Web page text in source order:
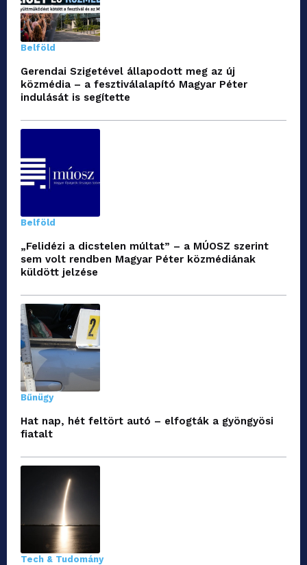
Belföld
Gerendai Szigetével állapodott meg az új
közmédia – a fesztiválalapító Magyar Péter
indulását is segítette
Belföld
„Felidézi a dicstelen múltat” – a MÚOSZ szerint
sem volt rendben Magyar Péter közmédiának
küldött jelzése
Bűnügy
Hat nap, hét feltört autó – elfogták a gyöngyösi
fiatalt
Tech & Tudomány